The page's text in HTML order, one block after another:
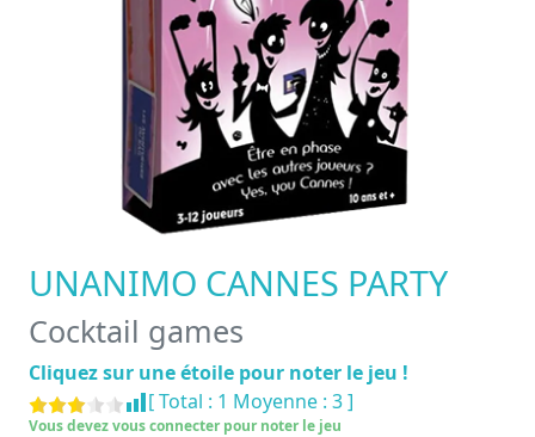
UNANIMO CANNES PARTY
Cocktail games
Cliquez sur une étoile pour noter le jeu !
[ Total : 1 Moyenne : 3]
Vous devez vous connecter pour noter le jeu